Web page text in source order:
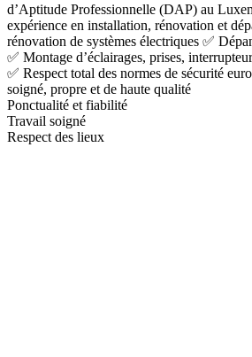
d’Aptitude Professionnelle (DAP) au
expérience en installation, rénovation et
rénovation de systèmes électriques ✅
✅ Montage d’éclairages, prises,
✅ Respect total des normes de sécurité
soigné, propre et de haute qualité
Ponctualité et fiabilité
Travail soigné
Respect des lieux